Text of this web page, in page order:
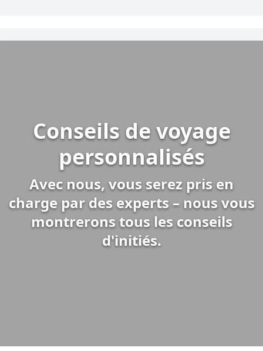
Conseils de voyage
personnalisés
Avec nous, vous serez pris en
charge par des experts – nous vous
montrerons tous les conseils
d'initiés.